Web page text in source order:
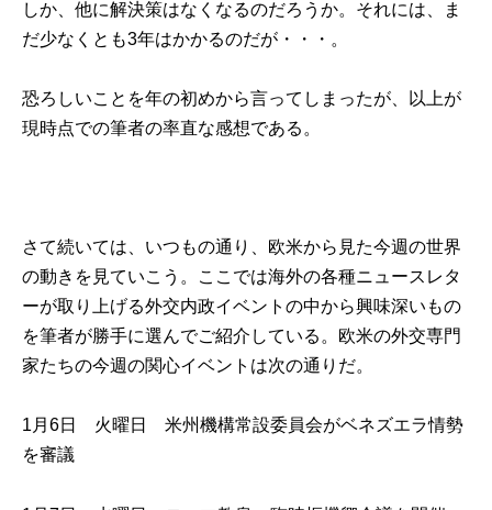
しか、他に解決策はなくなるのだろうか。それには、ま
だ少なくとも3年はかかるのだが・・・。
恐ろしいことを年の初めから言ってしまったが、以上が
現時点での筆者の率直な感想である。
さて続いては、いつもの通り、欧米から見た今週の世界
の動きを見ていこう。ここでは海外の各種ニュースレタ
ーが取り上げる外交内政イベントの中から興味深いもの
を筆者が勝手に選んでご紹介している。欧米の外交専門
家たちの今週の関心イベントは次の通りだ。
1月6日 火曜日 米州機構常設委員会がベネズエラ情勢
を審議